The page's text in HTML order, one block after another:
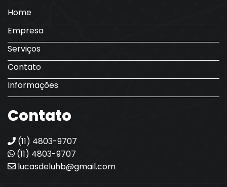
Home
Empresa
Serviços
Contato
Informações
Contato
(11) 4803-9707
(11) 4803-9707
lucasdeluhb@gmail.com